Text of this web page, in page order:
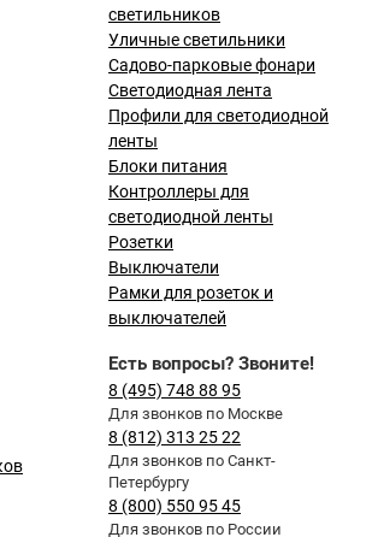
светильников
Уличные светильники
Садово-парковые фонари
Светодиодная лента
Профили для светодиодной
ленты
Блоки питания
Контроллеры для
светодиодной ленты
Розетки
Выключатели
Рамки для розеток и
выключателей
Есть вопросы? Звоните!
8 (495) 748 88 95
Для звонков по Москве
8 (812) 313 25 22
Для звонков по Санкт-
Петербургу
8 (800) 550 95 45
Для звонков по России